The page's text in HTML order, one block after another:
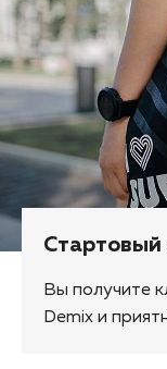
Стартовый
Вы получите
Demix и